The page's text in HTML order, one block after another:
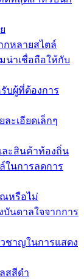
กหลายสไตล์
น่าเชื่อถือให้กับ
บผู้ที่ต้องการ
ะเอียดเล็กๆ
ละสินค้าท้องถิ่น
ในการลดการ
ณหรือไม่
นดาลใจจากการ
ชาญในการแสดง
สสีดำ